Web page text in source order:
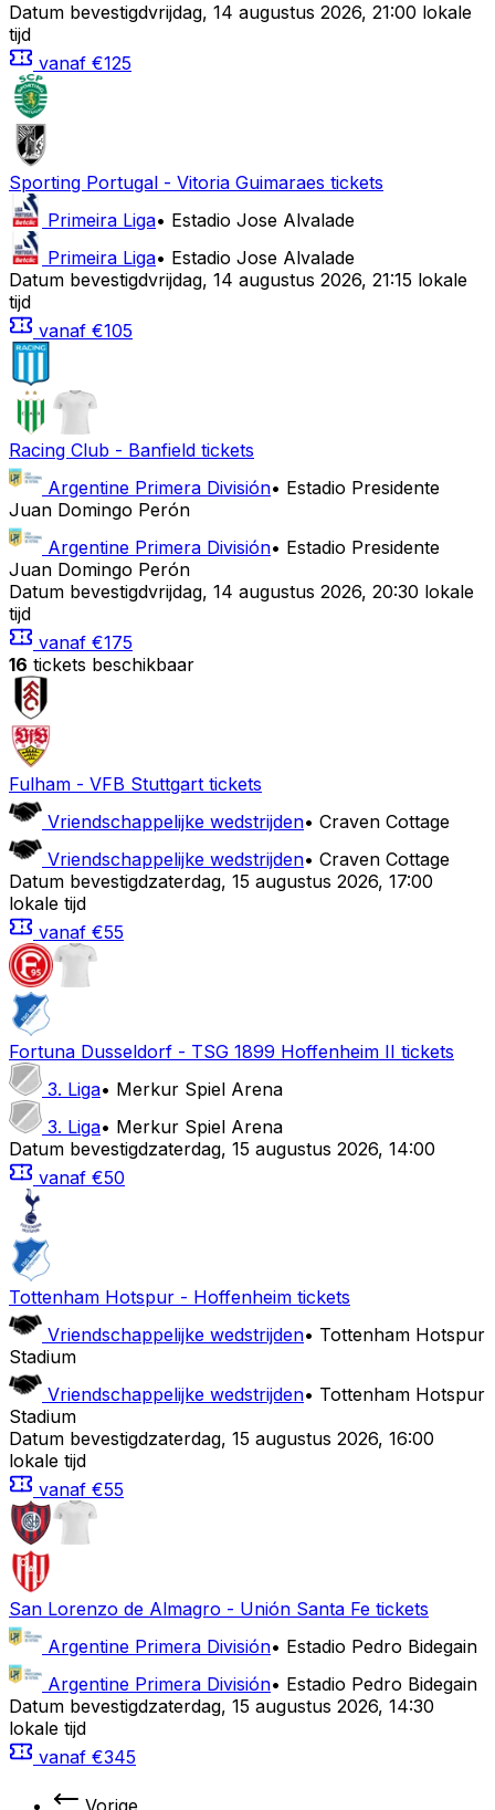
Datum bevestigdvrijdag, 14 augustus 2026, 21:00 lokale
tijd
vanaf €125
Sporting Portugal - Vitoria Guimaraes tickets
Primeira Liga• Estadio Jose Alvalade
Primeira Liga• Estadio Jose Alvalade
Datum bevestigdvrijdag, 14 augustus 2026, 21:15 lokale
tijd
vanaf €105
Racing Club - Banfield tickets
Argentine Primera División• Estadio Presidente
Juan Domingo Perón
Argentine Primera División• Estadio Presidente
Juan Domingo Perón
Datum bevestigdvrijdag, 14 augustus 2026, 20:30 lokale
tijd
vanaf €175
16 tickets beschikbaar
Fulham - VFB Stuttgart tickets
Vriendschappelijke wedstrijden• Craven Cottage
Vriendschappelijke wedstrijden• Craven Cottage
Datum bevestigdzaterdag, 15 augustus 2026, 17:00
lokale tijd
vanaf €55
Fortuna Dusseldorf - TSG 1899 Hoffenheim II tickets
3. Liga• Merkur Spiel Arena
3. Liga• Merkur Spiel Arena
Datum bevestigdzaterdag, 15 augustus 2026, 14:00
vanaf €50
Tottenham Hotspur - Hoffenheim tickets
Vriendschappelijke wedstrijden• Tottenham Hotspur
Stadium
Vriendschappelijke wedstrijden• Tottenham Hotspur
Stadium
Datum bevestigdzaterdag, 15 augustus 2026, 16:00
lokale tijd
vanaf €55
San Lorenzo de Almagro - Unión Santa Fe tickets
Argentine Primera División• Estadio Pedro Bidegain
Argentine Primera División• Estadio Pedro Bidegain
Datum bevestigdzaterdag, 15 augustus 2026, 14:30
lokale tijd
vanaf €345